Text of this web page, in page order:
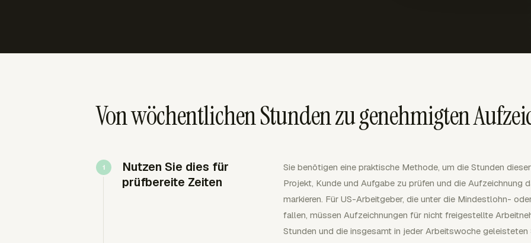
Von wöchentlichen Stunden zu genehmigten
Nutzen Sie dies für
prüfbereite Zeiten
Sie benötigen eine praktische Methode, um die Stunden
Projekt, Kunde und Aufgabe zu prüfen und die Aufzeichnung
markieren. Für US-Arbeitgeber, die unter die Mindestlohn-
fallen, müssen Aufzeichnungen für nicht freigestellte
Stunden und die insgesamt in jeder Arbeitswoche geleisteten